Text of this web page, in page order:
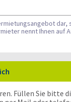
nennt Ihnen auf
Füllen Sie bitte